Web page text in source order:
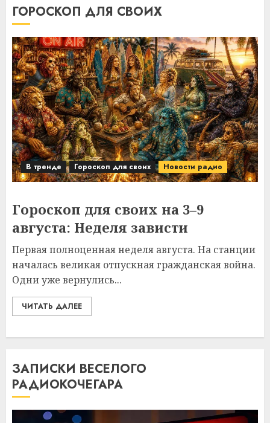
ГОРОСКОП ДЛЯ СВОИХ
В тренде Гороскоп для своих Новости радио
Гороскоп для своих на 3–9
августа: Неделя зависти
Первая полноценная неделя августа. На станции
началась великая отпускная гражданская война.
Одни уже вернулись...
ЧИТАТЬ ДАЛЕЕ
ЗАПИСКИ ВЕСЕЛОГО
РАДИОКОЧЕГАРА